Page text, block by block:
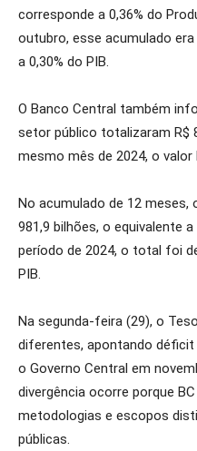
corresponde a 0,36% do
outubro, esse acumulado era
a 0,30% do PIB.
O Banco Central também
setor público totalizaram R$
mesmo mês de 2024, o valor
No acumulado de 12 meses,
981,9 bilhões, o equivalente
período de 2024, o total foi
PIB.
Na segunda-feira (29), o
diferentes, apontando déficit
o Governo Central em
divergência ocorre porque
metodologias e escopos
públicas.